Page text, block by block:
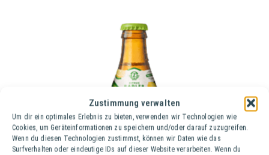
Zustimmung verwalten
Um dir ein optimales Erlebnis zu bieten, verwenden wir Technologien wie
Cookies, um Geräteinformationen zu speichern und/oder darauf zuzugreifen.
Wenn du diesen Technologien zustimmst, können wir Daten wie das
Surfverhalten oder eindeutige IDs auf dieser Website verarbeiten. Wenn du